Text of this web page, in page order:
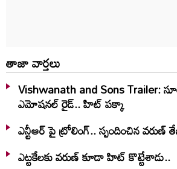
తాజా వార్తలు
Vishwanath and Sons Trailer:
ఎమోషనల్ రైడ్.. హిట్ పక్కా
ఎన్టీఆర్ పై ట్రోలింగ్.. స్పందించిన వరుణ్
ఎట్టకేలకు వరుణ్ కూడా హిట్ కొట్టేశాడు..